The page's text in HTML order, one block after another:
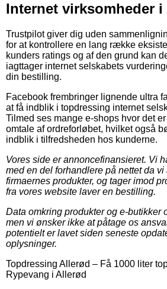
Internet virksomheder i
Trustpilot giver dig uden
for at kontrollere en lang række
kunders ratings og af den grund kan
iagttager internet selskabets
din bestilling.
Facebook frembringer lignende ultra
at få indblik i topdressing internet
Tilmed ses mange e-shops hvor det
omtale af ordreforløbet, hvilket også
indblik i tilfredsheden hos kunderne.
Vores side er annoncefinansieret. Vi
med en del forhandlere på nettet da vi
firmaernes produkter, og tager imod
fra vores website laver en bestilling.
Data omkring produkter og e-butikker
men vi ønsker ikke at påtage os
potentielt er lavet siden seneste
oplysninger.
Topdressing Allerød – Få 1000 liter
Rypevang i Allerød